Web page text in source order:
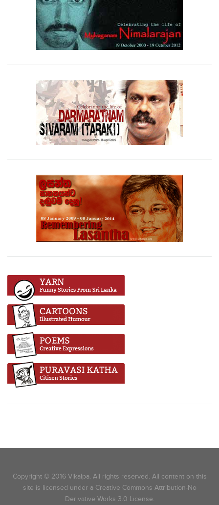
Copyright © 2016 Vikalpa. All rights reserved. All content on this
site is licensed under a Creative Commons Attribution-No
Derivative Works 3.0 License.